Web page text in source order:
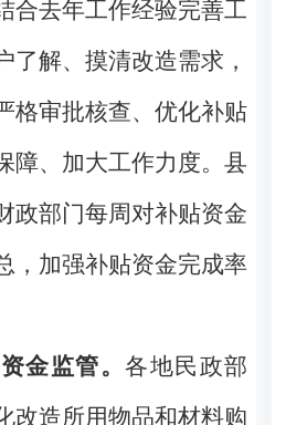
合去年工作经验完善工
了解、摸清改造需求，
格审批核查、优化补贴
障、加大工作力度。县
政部门每周对补贴资金
，加强补贴资金完成率
资金监管。各地民政部
改造所用物品和材料购